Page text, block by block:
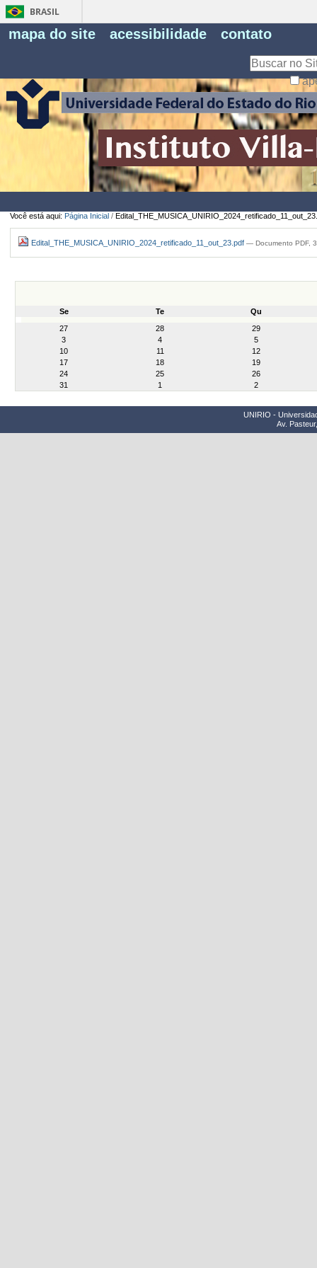
BRASIL
mapa do site acessibilidade contato
Você está aqui: Página Inicial /
Edital_THE_MUSICA_UNIRIO_2024_retificado_11_out_23.pdf — Documento PDF,
Se Te
Qu
27
28
29
3
4
5
10
11
12
17
18
19
24
25
26
31
1 2
UNIRIO -
Av.